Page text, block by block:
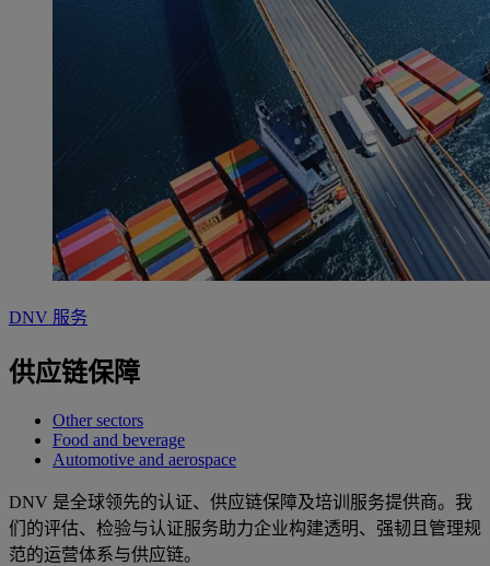
DNV 服务
供应链保障
Other sectors
Food and beverage
Automotive and aerospace
DNV 是全球领先的认证、供应链保障及培训服务提供商。我
们的评估、检验与认证服务助力企业构建透明、强韧且管理规
范的运营体系与供应链。